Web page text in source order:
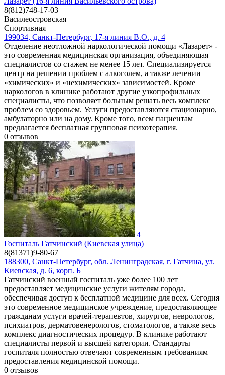
8(812)748-17-03
Василеостровская
Спортивная
199034, Санкт-Петербург, 17-я линия В.О., д. 4
Отделение неотложной наркологической помощи «Лазарет» -
это современная медицинская организация, объединяющая
специалистов со стажем не менее 15 лет. Специализируется
центр на решении проблем с алкоголем, а также лечении
«химических» и «нехимических» зависимостей. Кроме
наркологов в клинике работают другие узкопрофильных
специалисты, что позволяет больным решать весь комплекс
проблем со здоровьем. Услуги предоставляются стационарно,
амбулаторно или на дому. Кроме того, всем пациентам
предлагается бесплатная групповая психотерапия.
0 отзывов
4
Госпиталь Гатчинский (Киевская улица)
8(81371)9-80-67
188300, Санкт-Петербург, обл. Ленинградская, г. Гатчина, ул.
Киевская, д. 6, корп. Б
Гатчинский военный госпиталь уже более 100 лет
предоставляет медицинские услуги жителям города,
обеспечивая доступ к бесплатной медицине для всех. Сегодня
это современное медицинское учреждение, предоставляющее
гражданам услуги врачей-терапевтов, хирургов, неврологов,
психиатров, дерматовенерологов, стоматологов, а также весь
комплекс диагностических процедур. В клинике работают
специалисты первой и высшей категории. Стандарты
госпиталя полностью отвечают современным требованиям
предоставления медицинской помощи.
0 отзывов